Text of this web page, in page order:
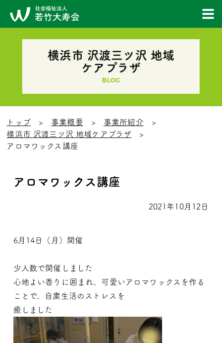
横浜市 沢渡三ツ沢 地域
ケアプラザ
BLOG
トップ 事業概要
事業所紹介
横浜市 沢渡三ツ沢 地域ケアプラザ
アロマワックス講座
アロマワックス講座
2021年10月12日
6月14日（月）開催
少人数で開催しました
心地よい香りに囲まれ、可愛いアロマワックスを作る
ことで、自粛生活のストレスを
癒しました